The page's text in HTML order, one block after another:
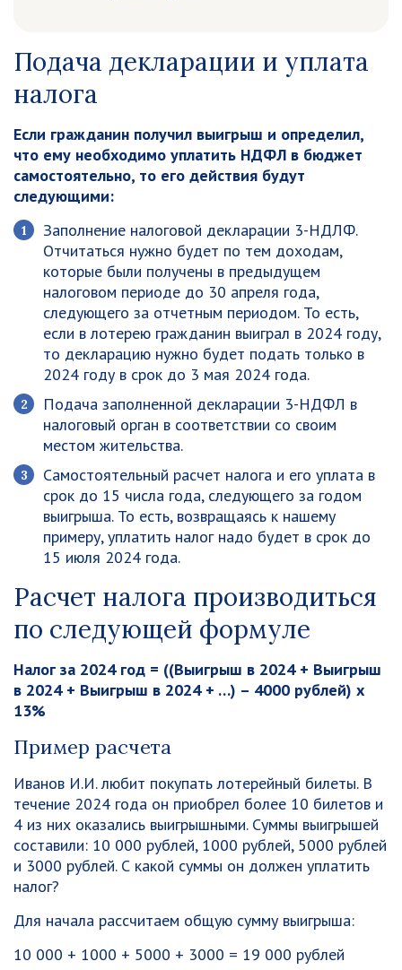
Подача декларации и уплата
налога
Если гражданин получил выигрыш и определил,
что ему необходимо уплатить НДФЛ в бюджет
самостоятельно, то его действия будут
следующими:
Заполнение налоговой декларации 3-НДЛФ.
Отчитаться нужно будет по тем доходам,
которые были получены в предыдущем
налоговом периоде до 30 апреля года,
следующего за отчетным периодом. То есть,
если в лотерею гражданин выиграл в 2024 году,
то декларацию нужно будет подать только в
2024 году в срок до 3 мая 2024 года.
Подача заполненной декларации 3-НДФЛ в
налоговый орган в соответствии со своим
местом жительства.
Самостоятельный расчет налога и его уплата в
срок до 15 числа года, следующего за годом
выигрыша. То есть, возвращаясь к нашему
примеру, уплатить налог надо будет в срок до
15 июля 2024 года.
Расчет налога производиться
по следующей формуле
Налог за 2024 год = ((Выигрыш в 2024 + Выигрыш
в 2024 + Выигрыш в 2024 + …) – 4000 рублей) х
13%
Пример расчета
Иванов И.И. любит покупать лотерейный билеты. В
течение 2024 года он приобрел более 10 билетов и
4 из них оказались выигрышными. Суммы выигрышей
составили: 10 000 рублей, 1000 рублей, 5000 рублей
и 3000 рублей. С какой суммы он должен уплатить
налог?
Для начала рассчитаем общую сумму выигрыша:
10 000 + 1000 + 5000 + 3000 = 19 000 рублей